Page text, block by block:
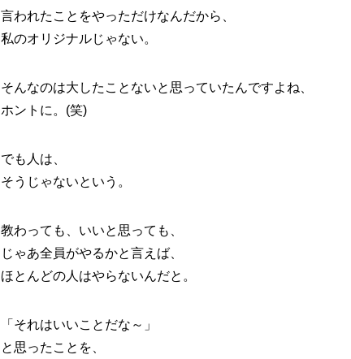
言われたことをやっただけなんだから、
私のオリジナルじゃない。
そんなのは大したことないと思っていたんですよね、
ホントに。(笑)
でも人は、
そうじゃないという。
教わっても、いいと思っても、
じゃあ全員がやるかと言えば、
ほとんどの人はやらないんだと。
「それはいいことだな～」
と思ったことを、